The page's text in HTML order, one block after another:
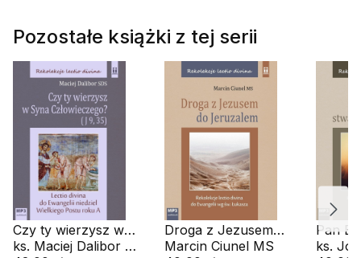
Pozostałe książki z tej serii
Czy ty wierzysz w
Syna
ks. Maciej Dalibor SDS
Droga z Jezusem
do Jeruzalem (CD-
Marcin Ciunel MS
Pan